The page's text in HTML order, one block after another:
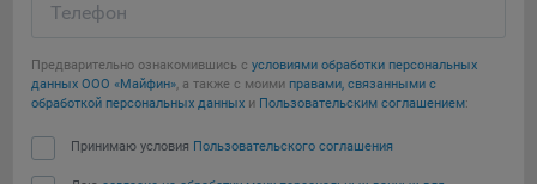
9.2. Функциональные файлы cookie, например,
используются для обеспечения работы некоторых
дополнительных функций сайтов, например, для хранения
пользователя или выбора языка, и для предотвращения
повторных прохождений опросов пользователями.
Телефон
Предварительно ознакомившись с условиями обработки персональных
данных ООО «Майфин», а также с моими правами, связанными с
обработкой персональных данных и Пользовательским соглашением:
Принимаю условия Пользовательского соглашения